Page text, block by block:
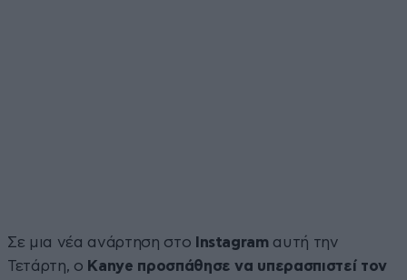
Σε μια νέα ανάρτηση στο Instagramαυτή την
Τετάρτη, ο Kanye προσπάθησε να υπερασπιστεί τον